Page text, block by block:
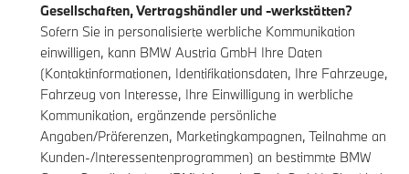
Gesellschaften, Vertragshändler und -werkstätten?
Sofern Sie in personalisierte werbliche Kommunikation
einwilligen, kann BMW Austria GmbH Ihre Daten
(Kontaktinformationen, Identifikationsdaten, Ihre Fahrzeuge,
Fahrzeug von Interesse, Ihre Einwilligung in werbliche
Kommunikation, ergänzende persönliche
Angaben/Präferenzen, Marketingkampagnen, Teilnahme an
Kunden-/Interessentenprogrammen) an bestimmte BMW